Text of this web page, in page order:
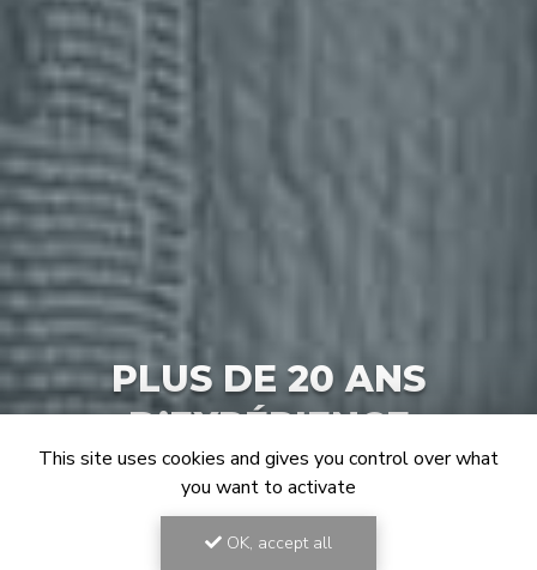
PLUS DE 20 ANS
D’EXPÉRIENCE
This site uses cookies and gives you control over what
you want to activate
OK, accept all